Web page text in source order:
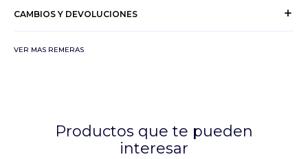
CAMBIOS Y DEVOLUCIONES
VER MAS REMERAS
Productos que te pueden
interesar